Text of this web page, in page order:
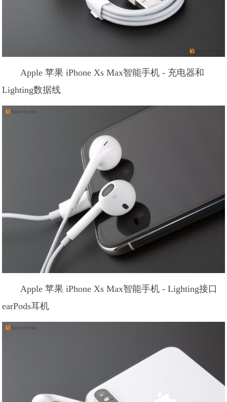
Apple 苹果 iPhone Xs Max智能手机 - 充电器和
Lighting数据线
Apple 苹果 iPhone Xs Max智能手机 - Lighting接口
earPods耳机